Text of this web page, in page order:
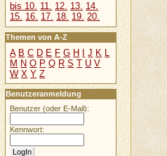
bis 10. 11. 12. 13. 14.
15. 16. 17. 18. 19. 20.
Themen von A-Z
A B C D E F G H I J K L
M N O P Q R S T U V
W X Y Z
Benutzeranmeldung
Benutzer (oder E-Mail):
Kennwort: